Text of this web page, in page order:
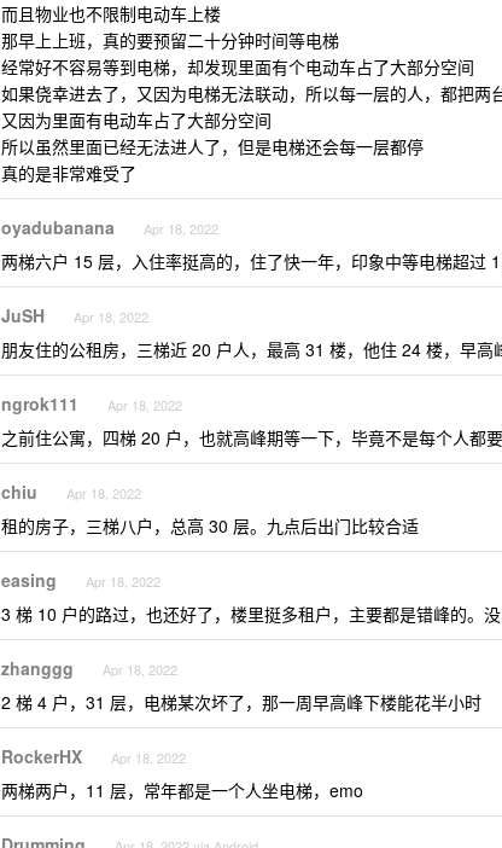
而且物业也不限制电动车上楼
那早上上班，真的要预留二十分钟时间等电梯
经常好不容易等到电梯，却发现里面有个电动车占了大部分空间
如果侥幸进去了，又因为电梯无法联动，所以每一层的人，都把两
又因为里面有电动车占了大部分空间
所以虽然里面已经无法进人了，但是电梯还会每一层都停
真的是非常难受了
oyadubanana Apr 18, 2022
两梯六户 15 层，入住率挺高的，住了快一年，印象中等电梯超过
JuSH Apr 18, 2022
朋友住的公租房，三梯近 20 户人，最高 31 楼，他住 24 楼，早高
ngrok111 Apr 18, 2022
之前住公寓，四梯 20 户，也就高峰期等一下，毕竟不是每个人都
chiu Apr 18, 2022
租的房子，三梯八户，总高 30 层。九点后出门比较合适
easing Apr 18, 2022
3 梯 10 户的路过，也还好了，楼里挺多租户，主要都是错峰的。没
zhanggg Apr 18, 2022
2 梯 4 户，31 层，电梯某次坏了，那一周早高峰下楼能花半小时
RockerHX Apr 18, 2022
两梯两户，11 层，常年都是一个人坐电梯，emo